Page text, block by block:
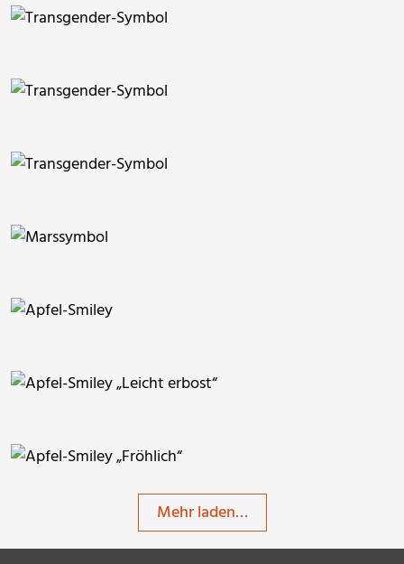
ThommyWeiss
ThommyWeiss
ThommyWeiss
ThommyWeiss
ThommyWeiss
ThommyWeiss
ThommyWeiss
ThommyWeiss
Mehr laden…